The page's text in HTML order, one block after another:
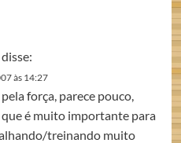
disse:
às 14:27
força, parece pouco,
que é muito importante para
treinando muito